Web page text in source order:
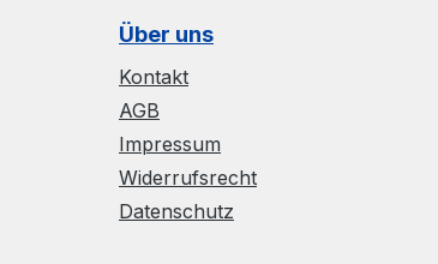
Über uns
Kontakt
AGB
Impressum
Widerrufsrecht
Datenschutz